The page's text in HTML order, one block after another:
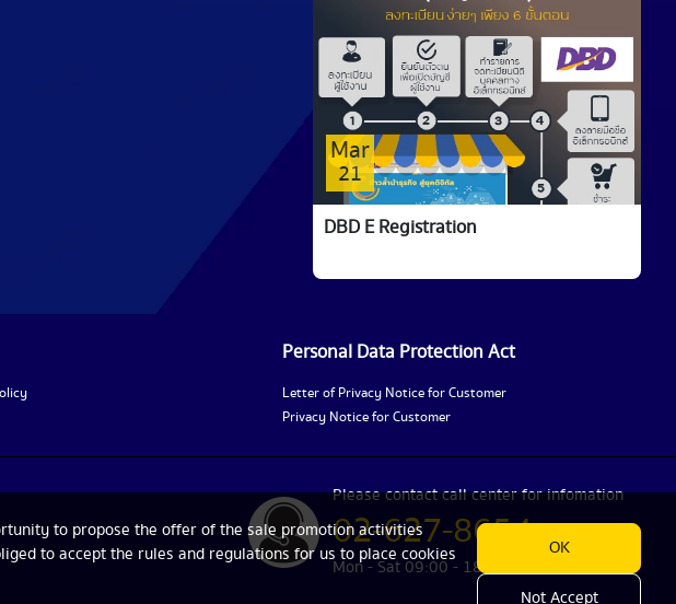
Mar
21
DBD E Registration
Personal Data Protection Act
Letter of Privacy Notice for Customer
Privacy Notice for Customer
Please contact call center for infomation
02-627-8654
Mon - Sat 09:00 - 18:00
to propose the offer of the sale promotion activities
to accept the rules and regulations for us to place cookies
Not Accept
OK